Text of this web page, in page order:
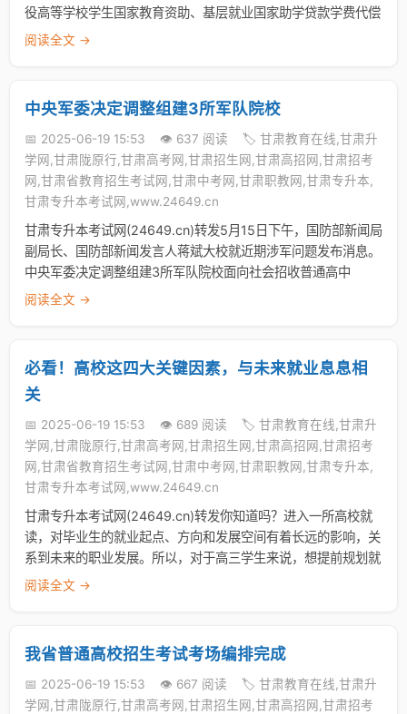
役高等学校学生国家教育资助、基层就业国家助学贷款学费代偿
阅读全文 →
中央军委决定调整组建3所军队院校
📅 2025-06-19 15:53 👁️ 637 阅读
🏷️ 甘肃教育在线,甘肃升
学网,甘肃陇原行,甘肃高考网,甘肃招生网,甘肃高招网,甘肃招考
网,甘肃省教育招生考试网,甘肃中考网,甘肃职教网,甘肃专升本,
甘肃专升本考试网,www.24649.cn
甘肃专升本考试网(24649.cn)转发5月15日下午，国防部新闻局
副局长、国防部新闻发言人蒋斌大校就近期涉军问题发布消息。
中央军委决定调整组建3所军队院校面向社会招收普通高中
阅读全文 →
必看！高校这四大关键因素，与未来就业息息相
关
📅 2025-06-19 15:53 👁️ 689 阅读
🏷️ 甘肃教育在线,甘肃升
学网,甘肃陇原行,甘肃高考网,甘肃招生网,甘肃高招网,甘肃招考
网,甘肃省教育招生考试网,甘肃中考网,甘肃职教网,甘肃专升本,
甘肃专升本考试网,www.24649.cn
甘肃专升本考试网(24649.cn)转发你知道吗？进入一所高校就
读，对毕业生的就业起点、方向和发展空间有着长远的影响，关
系到未来的职业发展。所以，对于高三学生来说，想提前规划就
阅读全文 →
我省普通高校招生考试考场编排完成
📅 2025-06-19 15:53 👁️ 667 阅读
🏷️ 甘肃教育在线,甘肃升
学网,甘肃陇原行,甘肃高考网,甘肃招生网,甘肃高招网,甘肃招考